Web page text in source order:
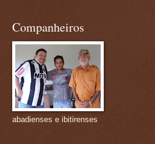
Companheiros
abadienses e ibitirenses